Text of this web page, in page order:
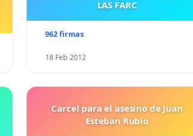
LAS FARC
962 firmas
18 Feb 2012
Carcel para el asesino de Juan
Esteban Rubio